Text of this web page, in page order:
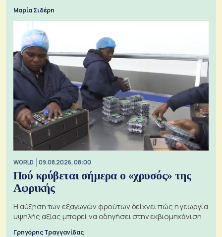
Μαρία Σιδέρη
WORLD 09.08.2026, 08:00
Πού κρύβεται σήμερα ο «χρυσός» της
Αφρικής
Η αύξηση των εξαγωγών φρούτων δείχνει πώς η γεωργία
υψηλής αξίας μπορεί να οδηγήσει στην εκβιομηχάνιση
Γρηγόρης Τραγγανίδας